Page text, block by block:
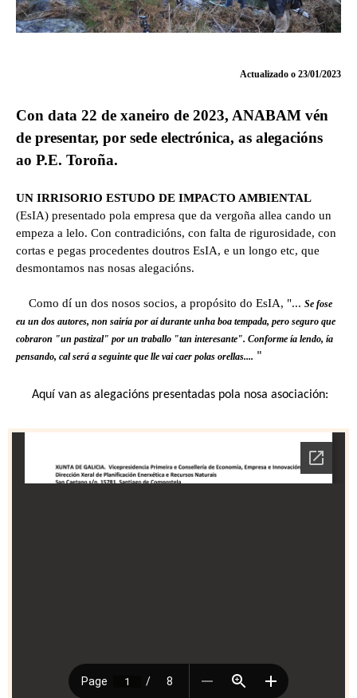
Actualizado o 23/01/2023
Con data 22 de xaneiro de 2023, ANABAM vén
de presentar, por sede electrónica, as alegacións
ao P.E. Toroña.
UN IRRISORIO ESTUDO DE IMPACTO AMBIENTAL
(EsIA) presentado pola empresa que da vergoña allea cando un
empeza a lelo. Con contradicións, con falta de rigurosidade, con
cortas e pegas procedentes doutros EsIA, e un longo etc, que
desmontamos nas nosas alegacións.
Como dí un dos nosos socios, a propósito do EsIA, "... Se fose
eu un dos autores, non sairía por aí durante unha boa tempada, pero seguro que
cobraron "un pastizal" por un traballo "tan interesante". Conforme ía lendo, ía
pensando, cal será a seguinte que lle vai caer polas orellas.... "
Aquí van as alegacións presentadas pola nosa asociación: